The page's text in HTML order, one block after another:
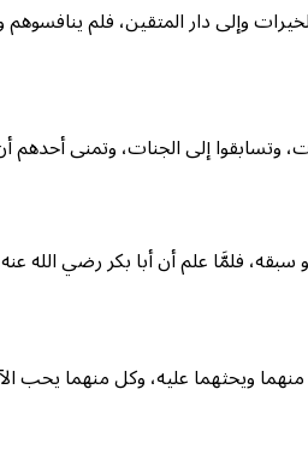
وإلى دار المتقين، فلم
وتسابقوا إلى الجنات، وتمنى
فلمَّا علم أن أبا بكر رضي الله عنه
ويحثهما عليه، وكل منهما